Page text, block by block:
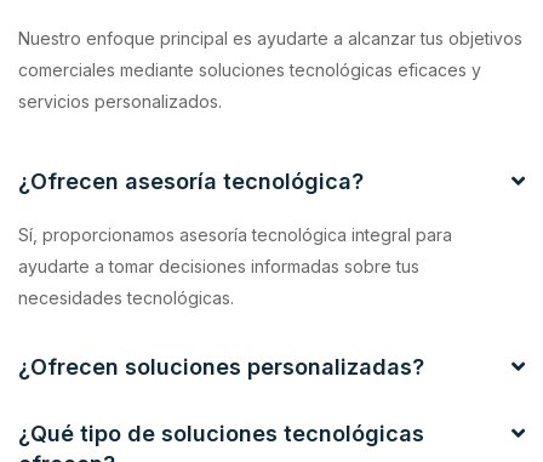
Nuestro enfoque principal es ayudarte a alcanzar tus objetivos
comerciales mediante soluciones tecnológicas eficaces y
servicios personalizados.
¿Ofrecen asesoría tecnológica?
Sí, proporcionamos asesoría tecnológica integral para
ayudarte a tomar decisiones informadas sobre tus
necesidades tecnológicas.
¿Ofrecen soluciones personalizadas?
¿Qué tipo de soluciones tecnológicas